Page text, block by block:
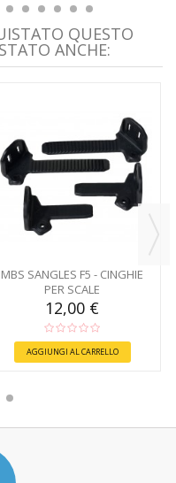
QUESTO
ANCHE:
MBS SANGLES F5 - CINGHIE
PER SCALE
12,00 €
AGGIUNGI AL CARRELLO